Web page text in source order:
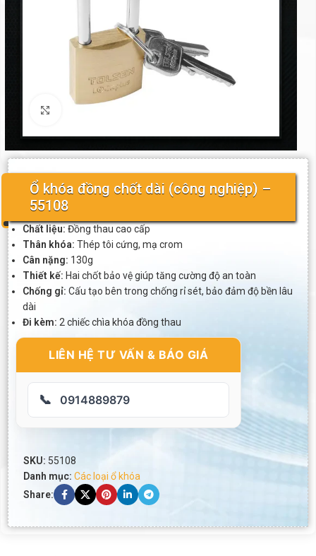
Ổ khóa đồng chốt dài (công nghiệp) –
55108
Chất liệu: Đồng thau cao cấp
Thân khóa: Thép tôi cứng, mạ crom
Cân nặng: 130g
Thiết kế: Hai chốt bảo vệ giúp tăng cường độ an toàn
Chống gỉ: Cấu tạo bên trong chống rỉ sét, bảo đảm độ bền lâu
dài
Đi kèm: 2 chiếc chìa khóa đồng thau
LIÊN HỆ TƯ VẤN & BÁO GIÁ
📞 0914889879
SKU: 55108
Danh mục: Các loại ổ khóa
Share: